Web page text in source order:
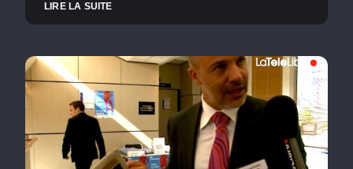
LIRE LA SUITE